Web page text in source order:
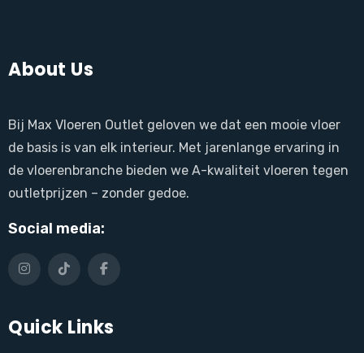
About Us
Bij Max Vloeren Outlet geloven we dat een mooie vloer
de basis is van elk interieur. Met jarenlange ervaring in
de vloerenbranche bieden we A-kwaliteit vloeren tegen
outletprijzen – zonder gedoe.
Social media:
Quick Links